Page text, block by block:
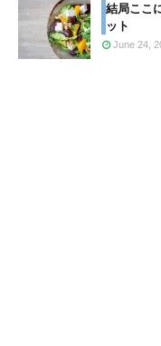
結局ここ
ット
June 24,